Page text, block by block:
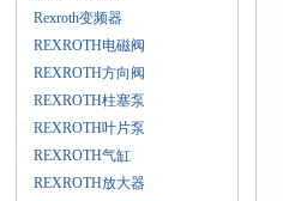
Rexroth变频器
REXROTH电磁阀
REXROTH方向阀
REXROTH柱塞泵
REXROTH叶片泵
REXROTH气缸
REXROTH放大器